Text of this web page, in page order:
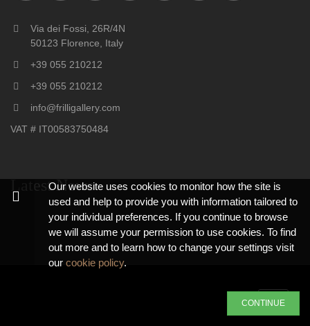
Our website uses cookies to monitor how the site is
used and help to provide you with information tailored to
your individual preferences. If you continue to browse
we will assume your permission to use cookies. To find
out more and to learn how to change your settings visit
our cookie policy.
CONTINUE
Via dei Fossi, 26R/4N
50123 Florence, Italy
+39 055 210212
+39 055 210212
info@frilligallery.com
VAT # IT00583750484
Latest News
Toggle